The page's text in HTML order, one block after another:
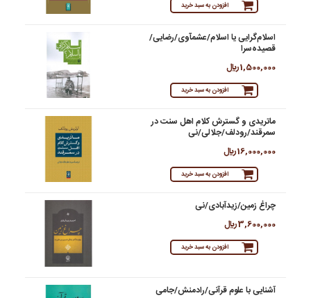
افزودن به سبد خرید
اسلام‌گرایی یا اسلام/عشمآوی/رضایی/
قصیده‌سرا
1,500,000 ريال
افزودن به سبد خرید
ماتریدی و گسترش کلام اهل سنت در
سمرقند/رودلف/جلالی/نی
16,000,000 ريال
افزودن به سبد خرید
چراغ زمین/زیدآبادی/نی
3,600,000 ريال
افزودن به سبد خرید
آشنایی با علوم قرآنی/رادمنش/جامی